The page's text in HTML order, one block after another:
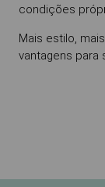
condições
Mais estilo,
vantagens para